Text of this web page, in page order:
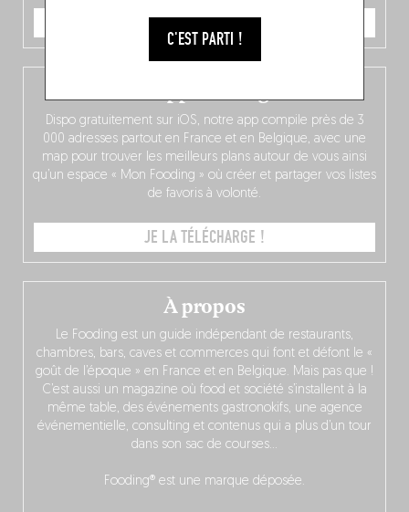
C'EST PARTI !
JE COMMANDE
À propos
Le Fooding est un guide indépendant de restaurants,
chambres, bars, caves et commerces qui font et défont le «
goût de l’époque » en France et en Belgique. Mais pas que !
C’est aussi un magazine où food et société s’installent à la
même table, des événements gastronokifs, une agence
événementielle, consulting et contenus qui a plus d’un tour
dans son sac de courses…
Fooding® est une marque déposée.
Dispo gratuitement sur iOS, notre app compile près de 3
000 adresses partout en France et en Belgique, avec une
map pour trouver les meilleurs plans autour de vous ainsi
qu’un espace « Mon Fooding » où créer et partager vos listes
de favoris à volonté.
JE LA TÉLÉCHARGE !